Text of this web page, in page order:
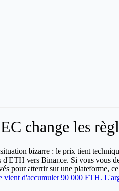
change les
bizarre : le prix tient
vers Binance. Si vous vous
pour atterrir sur une plateforme,
vient d'accumuler 90 000 ETH.